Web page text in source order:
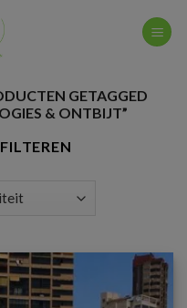
GETAGGED
& ONTBIJT”